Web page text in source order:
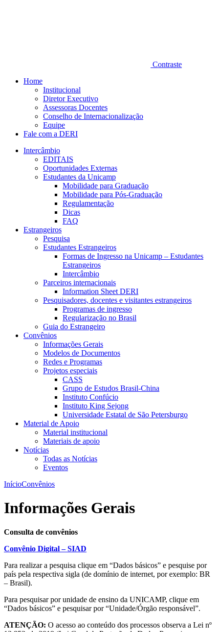
Contraste
Home
Institucional
Diretor Executivo
Assessoras Docentes
Conselho de Internacionalização
Equipe
Fale com a DERI
Intercâmbio
EDITAIS
Oportunidades Externas
Estudantes da Unicamp
Mobilidade para Graduação
Mobilidade para Pós-Graduação
Regulamentação
Dicas
FAQ
Estrangeiros
Pesquisa
Estudantes Estrangeiros
Formas de Ingresso na Unicamp – Estudantes
Estrangeiros
Intercâmbio
Parceiros internacionais
Information Sheet DERI
Pesquisadores, docentes e visitantes estrangeiros
Programas de ingresso
Regularização no Brasil
Guia do Estrangeiro
Convênios
Informações Gerais
Modelos de Documentos
Redes e Programas
Projetos especiais
CASS
Grupo de Estudos Brasil-China
Instituto Confúcio
Instituto King Sejong
Universidade Estatal de São Petersburgo
Material de Apoio
Material institucional
Materiais de apoio
Notícias
Todas as Notícias
Eventos
InícioConvênios
Informações Gerais
Consulta de convênios
Convênio Digital – SIAD
Para realizar a pesquisa clique em “Dados básicos” e pesquise por
país pela respectiva sigla (de domínio de internet, por exemplo: BR
– Brasil).
Para pesquisar por unidade de ensino da UNICAMP, clique em
“Dados básicos” e pesquisar por “Unidade/Órgão responsável”.
ATENÇÃO: O acesso ao conteúdo dos processos observa a Lei nº